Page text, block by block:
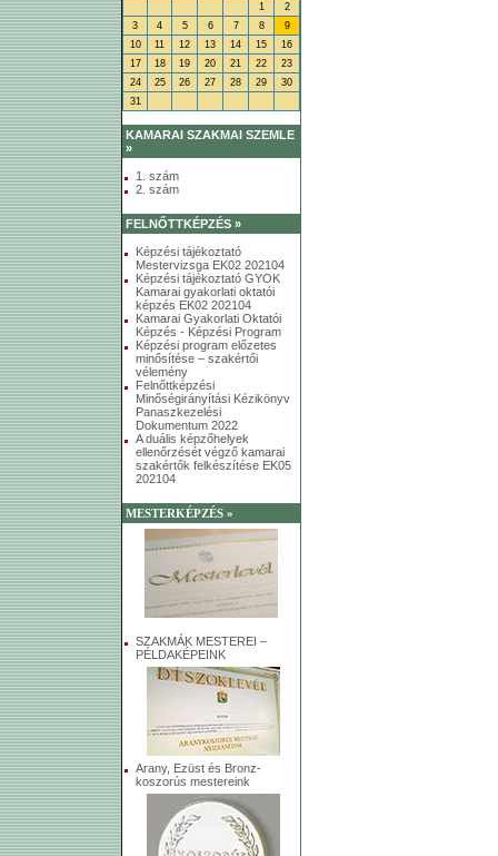
1
2
3
4 5 6 7 8
9
10
11 12 13 14 15
16
17
18 19 20 21 22
23
24
25 26 27 28 29
30
31
KAMARAI SZAKMAI SZEMLE
»
1. szám
2. szám
FELNŐTTKÉPZÉS »
Képzési tájékoztató
Mestervizsga EK02 202104
Képzési tájékoztató GYOK
Kamarai gyakorlati oktatói
képzés EK02 202104
Kamarai Gyakorlati Oktatói
Képzés - Képzési Program
Képzési program előzetes
minősítése – szakértői
vélemény
Felnőttképzési
Minőségirányítási Kézikönyv
Panaszkezelési
Dokumentum 2022
A duális képzőhelyek
ellenőrzését végző kamarai
szakértők felkészítése EK05
202104
MESTERKÉPZÉS »
SZAKMÁK MESTEREI –
PÉLDAKÉPEINK
Arany, Ezüst és Bronz-
koszorús mestereink